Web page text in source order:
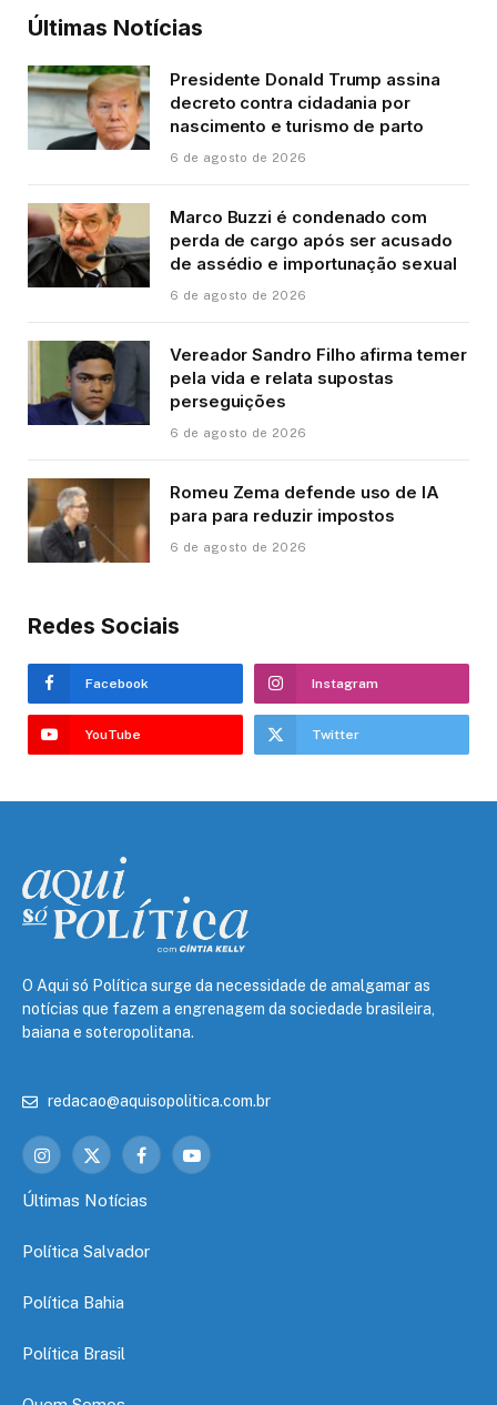
Últimas Notícias
Presidente Donald Trump assina
decreto contra cidadania por
nascimento e turismo de parto
6 de agosto de 2026
Marco Buzzi é condenado com
perda de cargo após ser acusado
de assédio e importunação sexual
6 de agosto de 2026
Vereador Sandro Filho afirma temer
pela vida e relata supostas
perseguições
6 de agosto de 2026
Romeu Zema defende uso de IA
para para reduzir impostos
6 de agosto de 2026
Redes Sociais
Facebook Instagram
YouTube Twitter
O Aqui só Política surge da necessidade de amalgamar as
notícias que fazem a engrenagem da sociedade brasileira,
baiana e soteropolitana.
redacao@aquisopolitica.com.br
Instagram
X
FacebookYouTube
Últimas Notícias
Política Salvador
Política Bahia
Política Brasil